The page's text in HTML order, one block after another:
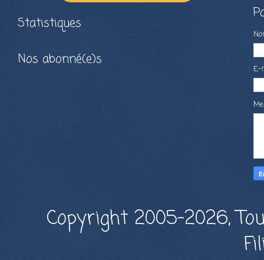
Statistiques
Nos abonné(e)s
Copyright 2005-2026,